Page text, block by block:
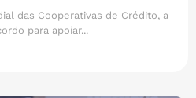
das Cooperativas de Crédito, a
para apoiar...